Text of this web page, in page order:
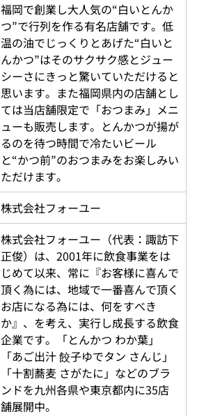
福岡で創業し大人気の“白いとんか
つ”で行列を作る有名店舗です。低
温の油でじっくりとあげた“白いと
んかつ”はそのサクサク感とジュー
シーさにきっと驚いていただけると
思います。また福岡県内の店舗とし
ては当店舗限定で「おつまみ」メニ
ューも販売します。とんかつが揚が
るのを待つ時間で冷たいビール
と“かつ前”のおつまみをお楽しみい
ただけます。
株式会社フォーユー
株式会社フォーユー（代表：諏訪下
正俊）は、2001年に飲食事業をは
じめて以来、常に『お客様に喜んで
頂く為には、地域で一番喜んで頂く
お店になる為には、何をすべき
か』、を考え、実行し成長する飲食
企業です。「とんかつ わか葉」
「あご出汁 餃子ゆでタン さんじ」
「十割蕎麦 さがたに」などのブラ
ンドを九州各県や東京都内に35店
舗展開中。